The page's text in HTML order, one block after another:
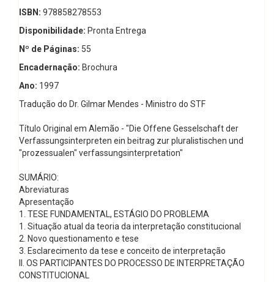
ISBN: 978858278553
Disponibilidade: Pronta Entrega
Nº de Páginas: 55
Encadernação: Brochura
Ano: 1997
Tradução do Dr. Gilmar Mendes - Ministro do STF
Título Original em Alemão - "Die Offene Gesselschaft der
Verfassungsinterpreten ein beitrag zur pluralistischen und
"prozessualen" verfassungsinterpretation"
SUMÁRIO:
Abreviaturas
Apresentação
1. TESE FUNDAMENTAL, ESTÁGIO DO PROBLEMA
1. Situação atual da teoria da interpretação constitucional
2. Novo questionamento e tese
3. Esclarecimento da tese e conceito de interpretação
II. OS PARTICIPANTES DO PROCESSO DE INTERPRETAÇÃO
CONSTITUCIONAL